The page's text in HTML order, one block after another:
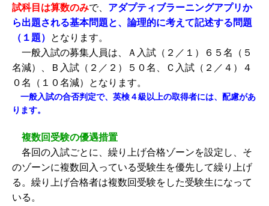
試科目は算数のみで、 アダプティブラーニングアプリか
ら出題される基本問題と、論理的に考えて記述する問題
（１題）
となります。
一般入試の募集人員は、Ａ入試（２／１）６５名（５
名減）、Ｂ入試（２／２）５０名、Ｃ入試（２／４）４
０名（１０名減）となります。
一般入試の合否判定で、英検４級以上の取得者には、配慮があ
ります。
複数回受験の優遇措置
各回の入試ごとに、繰り上げ合格ゾーンを設定し、そ
のゾーンに複数回入っている受験生を優先して繰り上げ
る。繰り上げ合格者は複数回受験をした受験生になって
いる。